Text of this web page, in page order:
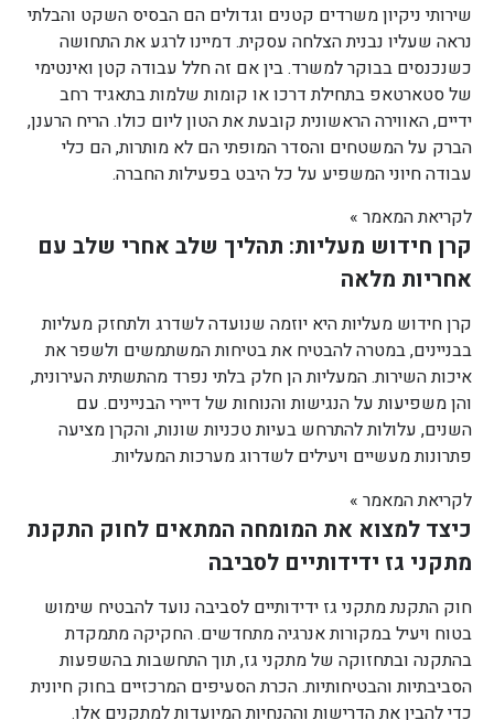
שירותי ניקיון משרדים קטנים וגדולים הם הבסיס השקט והבלתי
נראה שעליו נבנית הצלחה עסקית. דמיינו לרגע את התחושה
כשנכנסים בבוקר למשרד. בין אם זה חלל עבודה קטן ואינטימי
של סטארטאפ בתחילת דרכו או קומות שלמות בתאגיד רחב
ידיים, האווירה הראשונית קובעת את הטון ליום כולו. הריח הרענן,
הברק על המשטחים והסדר המופתי הם לא מותרות, הם כלי
עבודה חיוני המשפיע על כל היבט בפעילות החברה.
לקריאת המאמר »
קרן חידוש מעליות: תהליך שלב אחרי שלב עם
אחריות מלאה
קרן חידוש מעליות היא יוזמה שנועדה לשדרג ולתחזק מעליות
בבניינים, במטרה להבטיח את בטיחות המשתמשים ולשפר את
איכות השירות. המעליות הן חלק בלתי נפרד מהתשתית העירונית,
והן משפיעות על הנגישות והנוחות של דיירי הבניינים. עם
השנים, עלולות להתרחש בעיות טכניות שונות, והקרן מציעה
פתרונות מעשיים ויעילים לשדרוג מערכות המעליות.
לקריאת המאמר »
כיצד למצוא את המומחה המתאים לחוק התקנת
מתקני גז ידידותיים לסביבה
חוק התקנת מתקני גז ידידותיים לסביבה נועד להבטיח שימוש
בטוח ויעיל במקורות אנרגיה מתחדשים. החקיקה מתמקדת
בהתקנה ובתחזוקה של מתקני גז, תוך התחשבות בהשפעות
הסביבתיות והבטיחותיות. הכרת הסעיפים המרכזיים בחוק חיונית
כדי להבין את הדרישות וההנחיות המיועדות למתקנים אלו.